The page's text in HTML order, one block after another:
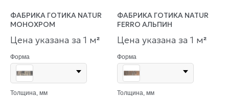
ФАБРИКА ГОТИКА NATUR
МОНОХРОМ
Цена указана за 1 м²
Форма
Толщина, мм
ФАБРИКА ГОТИКА NATUR
FERRO АЛЬПИН
Цена указана за 1 м²
Форма
Толщина, мм